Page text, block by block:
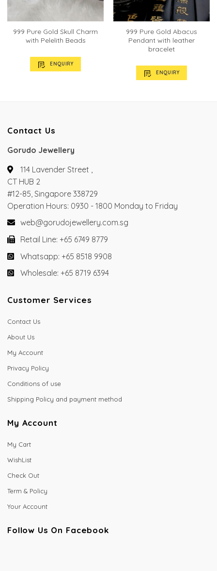
999 Pure Gold Skull Charm
with Pelelith Beads
ENQUIRY
999 Pure Gold Abacus
Pendant with leather
bracelet
ENQUIRY
Contact Us
Gorudo Jewellery
114 Lavender Street ,
CT HUB 2
#12-85, Singapore 338729
Operation Hours: 0930 - 1800 Monday to Friday
web@gorudojewellery.com.sg
Retail Line: +65 6749 8779
Whatsapp: +65 8518 9908
Wholesale: +65 8719 6394
Customer Services
Contact Us
About Us
My Account
Privacy Policy
Conditions of use
Shipping Policy and payment method
My Account
My Cart
WishList
Check Out
Term & Policy
Your Account
Follow Us On Facebook